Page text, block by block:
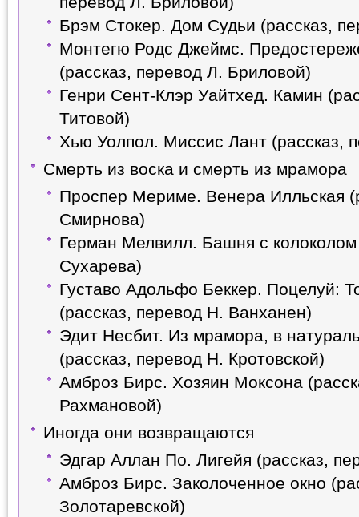
Брэм Стокер. Дом Судьи (рассказ,
Монтегю Родс Джеймс.
(рассказ, перевод Л. Бриловой)
Генри Сент-Клэр Уайтхед. Камин
Титовой)
Хью Уолпол. Миссис Лант (рассказ,
Смерть из воска и смерть из мрамора
Проспер Мериме. Венера Илльская
Смирнова)
Герман Мелвилл. Башня с
Сухарева)
Густаво Адольфо Беккер. Поцелуй:
(рассказ, перевод Н. Ванханен)
Эдит Несбит. Из мрамора, в
(рассказ, перевод Н. Кротовской)
Амброз Бирс. Хозяин Моксона
Рахмановой)
Иногда они возвращаются
Эдгар Аллан По. Лигейя (рассказ,
Амброз Бирс. Заколоченное окно
Золотаревской)